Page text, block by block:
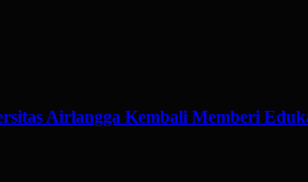
Airlangga Kembali Memberi